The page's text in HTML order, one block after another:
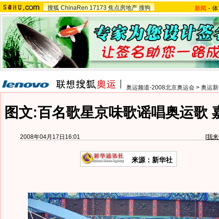
搜狐 ChinaRen 17173 焦点房地产 搜狗 新闻 -
奥运频道-2008北京奥运会 > 奥运
图文:百名歌星京味歌谣唱奥运歌
2008年04月17日16:01 [我
来源：新华社